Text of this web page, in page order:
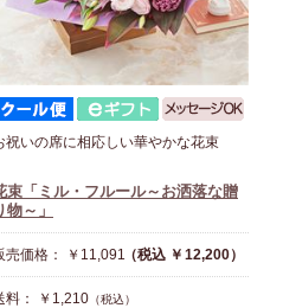
祝いの席に相応しい華やかな花束
束「ミル・フルール～お洒落な贈
物～」
売価格： ￥11,091（税込 ￥12,200）
料： ￥1,210 （税込）